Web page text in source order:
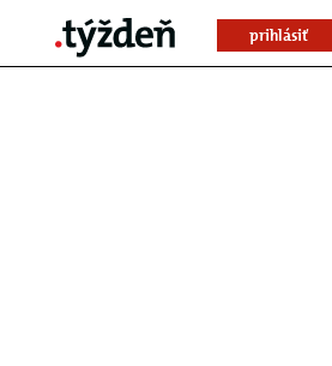
prihlásiť